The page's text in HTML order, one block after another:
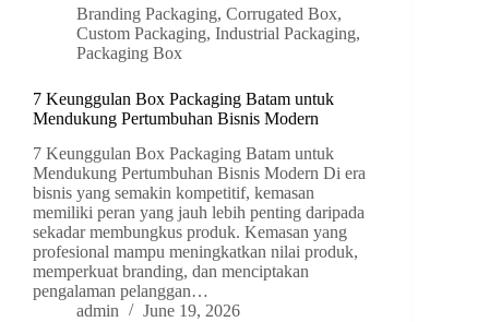
Branding Packaging, Corrugated Box,
Custom Packaging, Industrial Packaging,
Packaging Box
7 Keunggulan Box Packaging Batam untuk
Mendukung Pertumbuhan Bisnis Modern
7 Keunggulan Box Packaging Batam untuk
Mendukung Pertumbuhan Bisnis Modern Di era
bisnis yang semakin kompetitif, kemasan
memiliki peran yang jauh lebih penting daripada
sekadar membungkus produk. Kemasan yang
profesional mampu meningkatkan nilai produk,
memperkuat branding, dan menciptakan
pengalaman pelanggan…
admin
June 19, 2026